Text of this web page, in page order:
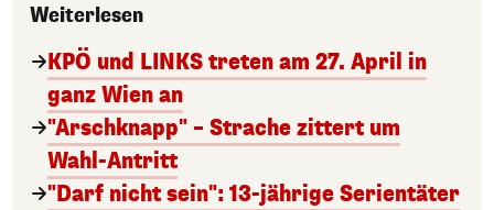
Weiterlesen
KPÖ und LINKS treten am 27. April in
ganz Wien an
"Arschknapp" – Strache zittert um
Wahl-Antritt
"Darf nicht sein": 13-jährige Serientäter